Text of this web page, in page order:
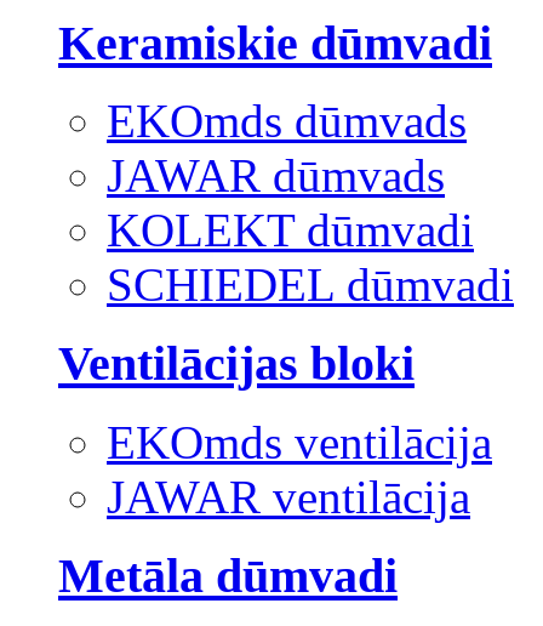
Keramiskie dūmvadi
EKOmds dūmvads
JAWAR dūmvads
KOLEKT dūmvadi
SCHIEDEL dūmvadi
Ventilācijas bloki
EKOmds ventilācija
JAWAR ventilācija
Metāla dūmvadi